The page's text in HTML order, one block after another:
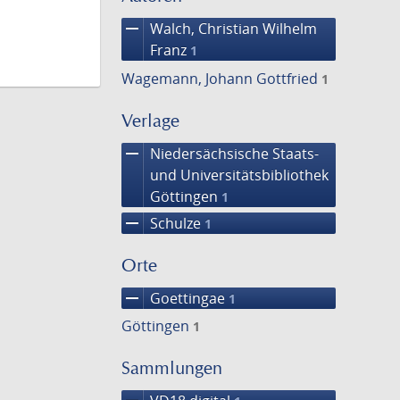
remove Walch, Christian Wilhelm
Franz 1
Wagemann, Johann Gottfried 1
Verlage
remove
Niedersächsische Staats-
und Universitätsbibliothek
Göttingen 1
remove Schulze 1
Orte
remove Goettingae 1
Göttingen 1
Sammlungen